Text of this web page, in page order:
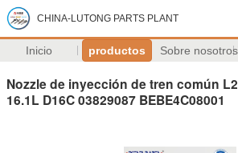
CHINA-LUTONG PARTS PLANT
Inicio productos Sobre nosotros
Nozzle de inyección de tren común
16.1L D16C 03829087 BEBE4C08001